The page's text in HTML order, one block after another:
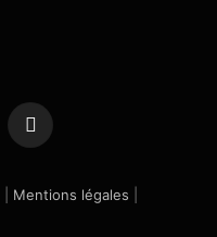
Instagram
Mentions légales